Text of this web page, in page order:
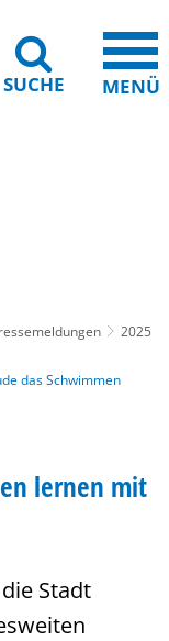
SUCHE MENÜ
2025
das Schwimmen
lernen mit
Stadt